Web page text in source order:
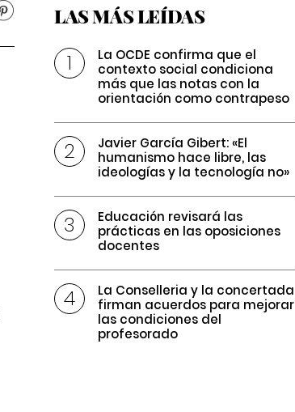
LAS MÁS LEÍDAS
La OCDE confirma que el
contexto social condiciona
más que las notas con la
orientación como contrapeso
Javier García Gibert: «El
humanismo hace libre, las
ideologías y la tecnología no»
Educación revisará las
prácticas en las oposiciones
docentes
La Conselleria y la concertada
firman acuerdos para mejorar
las condiciones del
profesorado